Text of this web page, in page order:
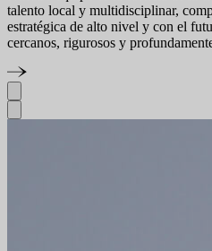
talento local y multidisciplinar,
estratégica de alto nivel y con el
cercanos, rigurosos y